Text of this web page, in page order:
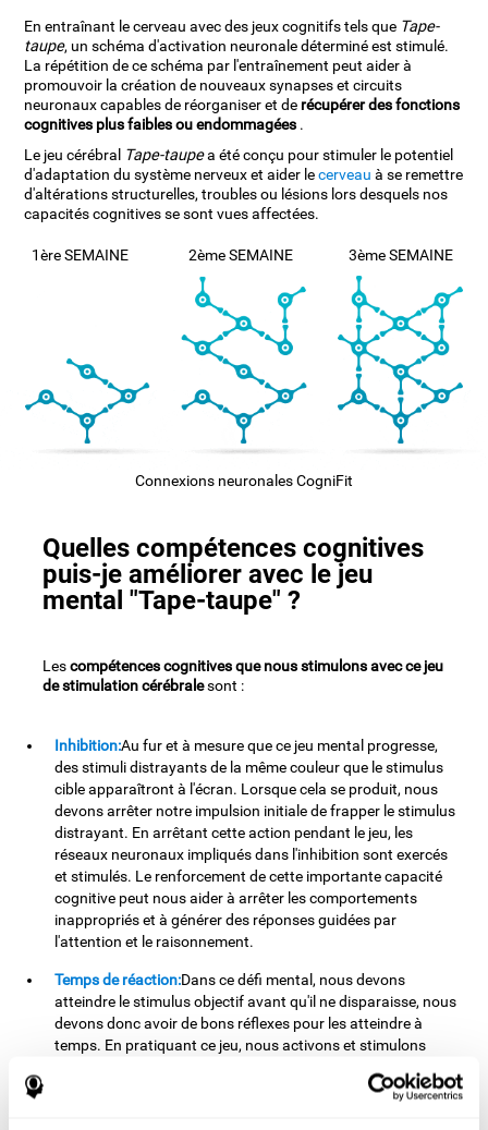
En entraînant le cerveau avec des jeux cognitifs tels que Tape-
taupe, un schéma d'activation neuronale déterminé est stimulé.
La répétition de ce schéma par l'entraînement peut aider à
promouvoir la création de nouveaux synapses et circuits
neuronaux capables de réorganiser et de récupérer des fonctions
cognitives plus faibles ou endommagées .
Le jeu cérébral Tape-taupea été conçu pour stimuler le potentiel
d'adaptation du système nerveux et aider lecerveau à se remettre
d'altérations structurelles, troubles ou lésions lors desquels nos
capacités cognitives se sont vues affectées.
1ère SEMAINE 2ème SEMAINE 3ème SEMAINE
Connexions neuronales CogniFit
Quelles compétences cognitives
puis-je améliorer avec le jeu
mental "Tape-taupe" ?
Lescompétences cognitives que nous stimulons avec ce jeu
de stimulation cérébralesont :
Inhibition:Au fur et à mesure que ce jeu mental progresse,
des stimuli distrayants de la même couleur que le stimulus
cible apparaîtront à l'écran. Lorsque cela se produit, nous
devons arrêter notre impulsion initiale de frapper le stimulus
distrayant. En arrêtant cette action pendant le jeu, les
réseaux neuronaux impliqués dans l'inhibition sont exercés
et stimulés. Le renforcement de cette importante capacité
cognitive peut nous aider à arrêter les comportements
inappropriés et à générer des réponses guidées par
l'attention et le raisonnement.
Temps de réaction:Dans ce défi mental, nous devons
atteindre le stimulus objectif avant qu'il ne disparaisse, nous
devons donc avoir de bons réflexes pour les atteindre à
temps. En pratiquant ce jeu, nous activons et stimulons
cognitive peut nous aider à agir rapidement face à différents